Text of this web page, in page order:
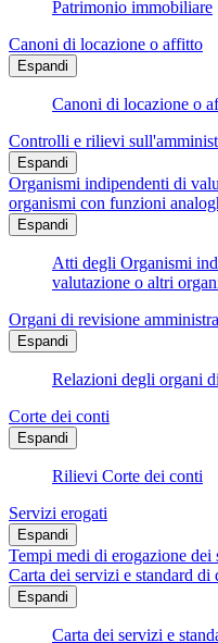
Patrimonio immobiliare
Canoni di locazione o affitto
Espandi
Canoni di locazione o
Controlli e rilievi
Espandi
Organismi indipendenti di
organismi con funzioni
Espandi
Atti degli Organismi
valutazione o altri
Organi di revisione
Espandi
Relazioni degli organi
Corte dei conti
Espandi
Rilievi Corte dei conti
Servizi erogati
Espandi
Tempi medi di erogazione dei
Carta dei servizi e standard di
Espandi
Carta dei servizi e